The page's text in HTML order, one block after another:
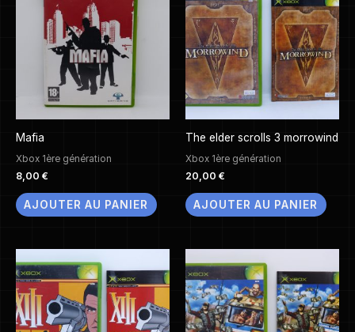
Mafia
Xbox 1ère génération
8,00 €
AJOUTER AU PANIER
The elder scrolls 3 morrowind
Xbox 1ère génération
20,00 €
AJOUTER AU PANIER